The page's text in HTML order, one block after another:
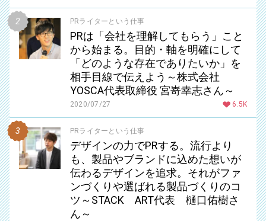
PRライターという仕事
PRは「会社を理解してもらう」こと
から始まる。目的・軸を明確にして
「どのような存在でありたいか」を
相手目線で伝えよう～株式会社
YOSCA代表取締役 宮嵜幸志さん～
2020/07/27 6.5K
PRライターという仕事
デザインの力でPRする。流行より
も、製品やブランドに込めた想いが
伝わるデザインを追求。それがファ
ンづくりや選ばれる製品づくりのコ
ツ～STACK ART代表 樋口佑樹さ
ん～